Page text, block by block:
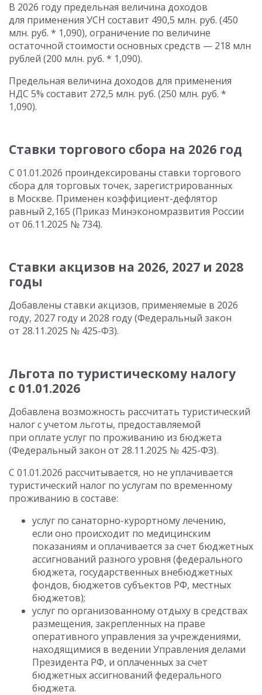
В 2026 году предельная величина доходов
для применения УСН составит 490,5 млн. руб. (450
млн. руб. * 1,090), ограничение по величине
остаточной стоимости основных средств — 218 млн
рублей (200 млн. руб. * 1,090).
Предельная величина доходов для применения
НДС 5% составит 272,5 млн. руб. (250 млн. руб. *
1,090).
Ставки торгового сбора на 2026 год
С 01.01.2026 проиндексированы ставки торгового
сбора для торговых точек, зарегистрированных
в Москве. Применен коэффициент-дефлятор
равный 2,165 (Приказ Минэкономразвития России
от 06.11.2025 № 734).
Ставки акцизов на 2026, 2027 и 2028
годы
Добавлены ставки акцизов, применяемые в 2026
году, 2027 году и 2028 году (Федеральный закон
от 28.11.2025 № 425-ФЗ).
Льгота по туристическому налогу
с 01.01.2026
Добавлена возможность рассчитать туристический
налог с учетом льготы, предоставляемой
при оплате услуг по проживанию из бюджета
(Федеральный закон от 28.11.2025 № 425-ФЗ).
С 01.01.2026 рассчитывается, но не уплачивается
туристический налог по услугам по временному
проживанию в составе:
услуг по санаторно-курортному лечению,
если оно происходит по медицинским
показаниям и оплачивается за счет бюджетных
ассигнований разного уровня (федерального
бюджета, государственных внебюджетных
фондов, бюджетов субъектов РФ, местных
бюджетов);
услуг по организованному отдыху в средствах
размещения, закрепленных на праве
оперативного управления за учреждениями,
находящимися в ведении Управления делами
Президента РФ, и оплаченных за счет
бюджетных ассигнований федерального
бюджета.